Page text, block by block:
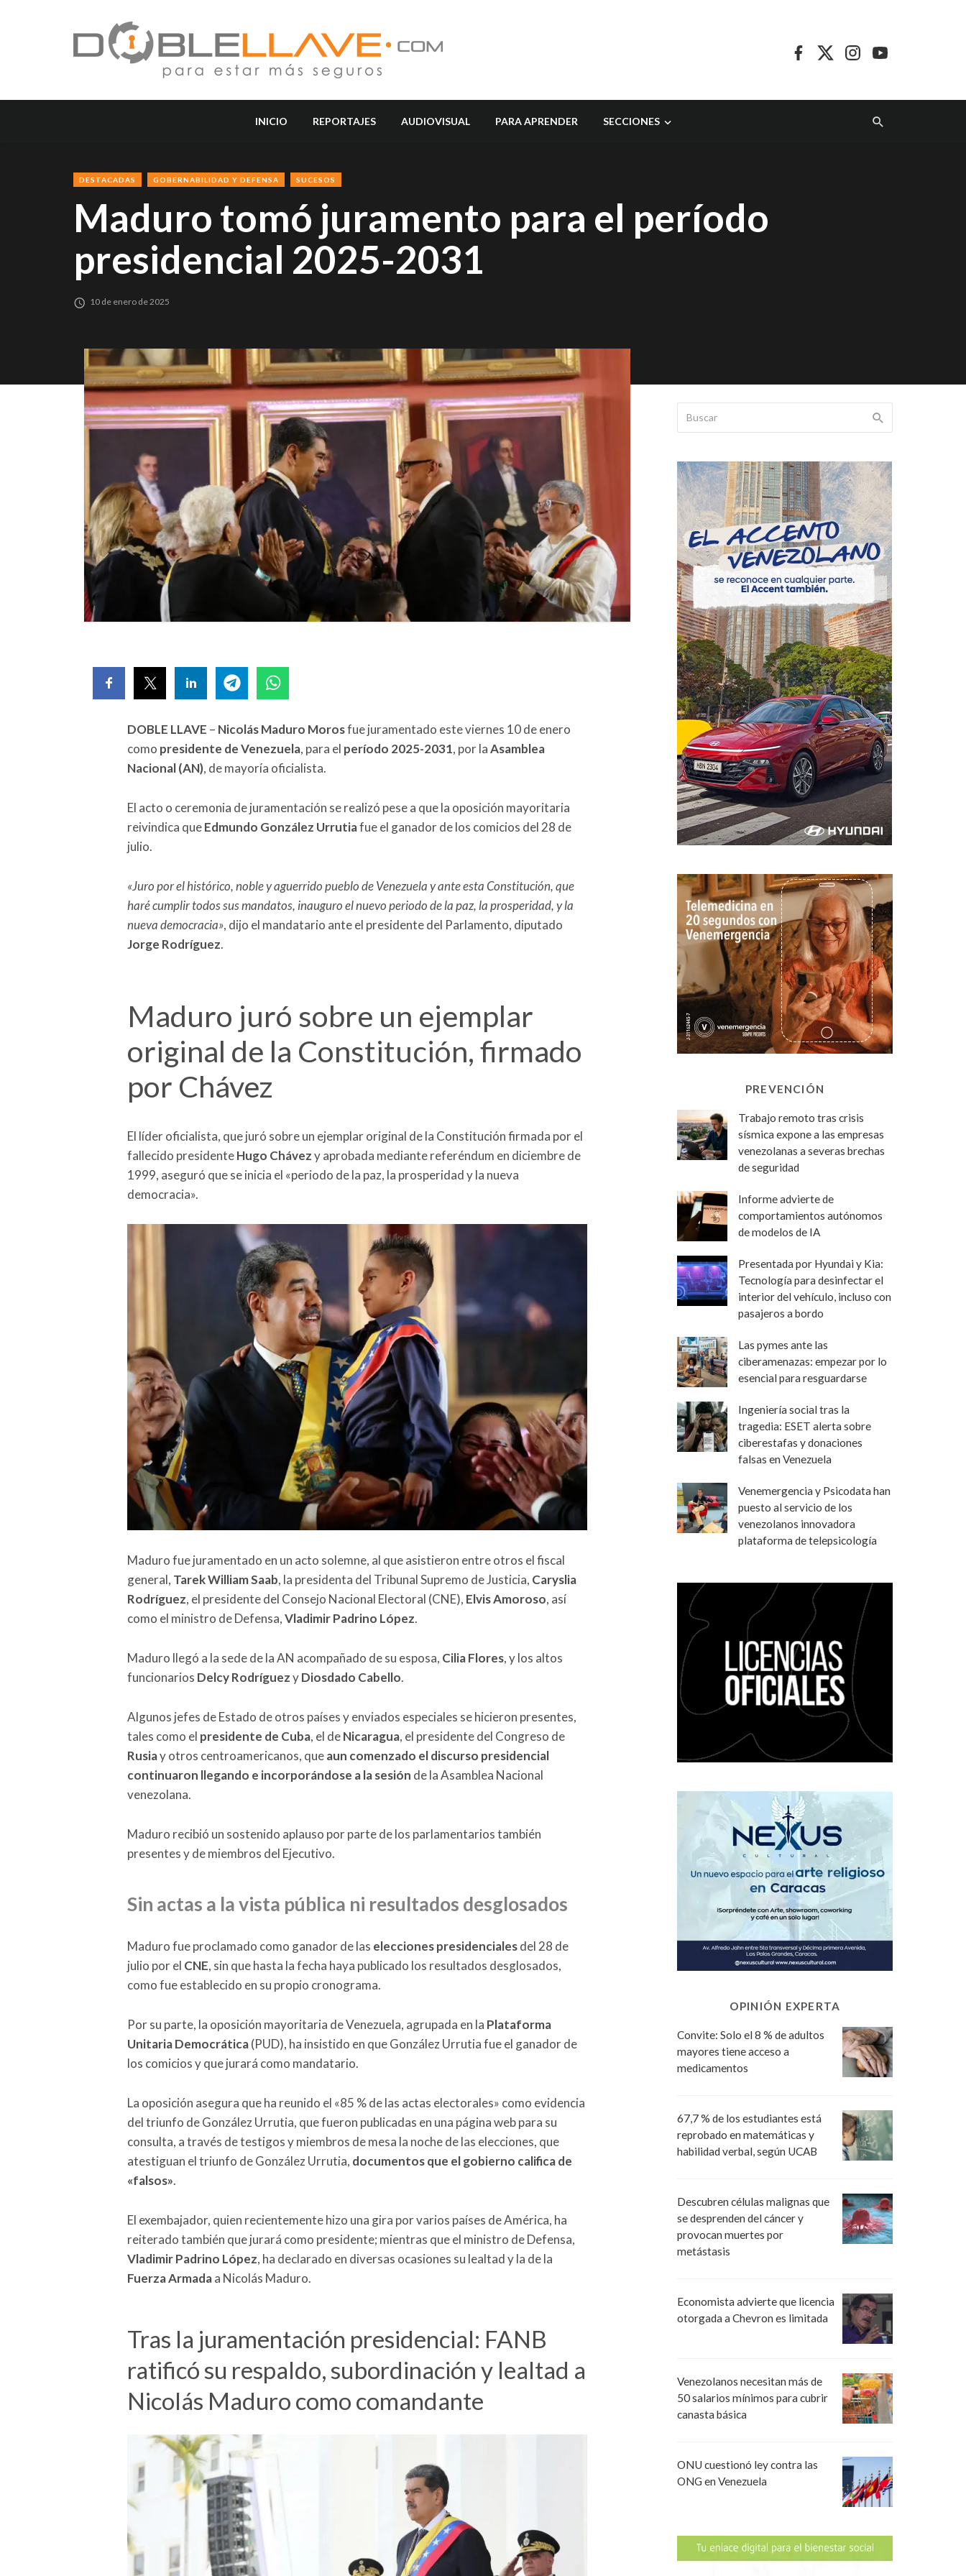
INICIO REPORTAJES AUDIOVISUAL PARA APRENDER SECCIONES
DESTACADAS GOBERNABILIDAD Y DEFENSA SUCESOS
Maduro tomó juramento para el período
presidencial 2025-2031
10 de enero de 2025
DOBLE LLAVE – Nicolás Maduro Morosfue juramentado este viernes 10 de enero
como presidente de Venezuela, para el período 2025-2031, por laAsamblea
Nacional (AN), de mayoría oficialista.
El acto o ceremonia de juramentación se realizó pese a que la oposición mayoritaria
reivindica queEdmundo González Urrutiafue el ganador de los comicios del 28 de
julio.
«Juro por el histórico, noble y aguerrido pueblo de Venezuela y ante esta Constitución, que
haré cumplir todos sus mandatos, inauguro el nuevo periodo de la paz, la prosperidad, y la
nueva democracia», dijo el mandatario ante el presidente del Parlamento, diputado
Jorge Rodríguez.
Maduro juró sobre un ejemplar
original de la Constitución, firmado
por Chávez
El líder oficialista, que juró sobre un ejemplar original de la Constitución firmada por el
fallecido presidenteHugo Chávezy aprobada mediante referéndum en diciembre de
1999, aseguró que se inicia el «periodo de la paz, la prosperidad y la nueva
democracia».
Maduro fue juramentado en un acto solemne, al que asistieron entre otros el fiscal
general, Tarek William Saab, la presidenta del Tribunal Supremo de Justicia, Caryslia
Rodríguez, el presidente del Consejo Nacional Electoral (CNE), Elvis Amoroso, así
como el ministro de Defensa,Vladimir Padrino López.
Maduro llegó a la sede de la AN acompañado de su esposa, Cilia Flores, y los altos
funcionarios Delcy RodríguezyDiosdado Cabello.
Algunos jefes de Estado de otros países y enviados especiales se hicieron presentes,
tales como el presidente de Cuba, el deNicaragua, el presidente del Congreso de
Rusiay otros centroamericanos, queaun comenzado el discurso presidencial
continuaron llegando e incorporándose a la sesión de la Asamblea Nacional
venezolana.
Maduro recibió un sostenido aplauso por parte de los parlamentarios también
presentes y de miembros del Ejecutivo.
Sin actas a la vista pública ni resultados desglosados
Maduro fue proclamado como ganador de las elecciones presidencialesdel 28 de
julio por el CNE, sin que hasta la fecha haya publicado los resultados desglosados,
como fue establecido en su propio cronograma.
Por su parte, la oposición mayoritaria de Venezuela, agrupada en la Plataforma
Unitaria Democrática(PUD), ha insistido en que González Urrutia fue el ganador de
los comicios y que jurará como mandatario.
La oposición asegura que ha reunido el «85 % de las actas electorales» como evidencia
del triunfo de González Urrutia, que fueron publicadas en una página web para su
consulta, a través de testigos y miembros de mesa la noche de las elecciones, que
atestiguan el triunfo de González Urrutia, documentos que el gobierno califica de
«falsos».
El exembajador, quien recientemente hizo una gira por varios países de América, ha
reiterado también que jurará como presidente; mientras que el ministro de Defensa,
Vladimir Padrino López, ha declarado en diversas ocasiones su lealtad y la de la
Fuerza Armadaa Nicolás Maduro.
Tras la juramentación presidencial: FANB
ratificó su respaldo, subordinación y lealtad a
Nicolás Maduro como comandante
PREVENCIÓN
Trabajo remoto tras crisis
sísmica expone a las empresas
venezolanas a severas brechas
de seguridad
Informe advierte de
comportamientos autónomos
de modelos de IA
Presentada por Hyundai y Kia:
Tecnología para desinfectar el
interior del vehículo, incluso con
pasajeros a bordo
Las pymes ante las
ciberamenazas: empezar por lo
esencial para resguardarse
Ingeniería social tras la
tragedia: ESET alerta sobre
ciberestafas y donaciones
falsas en Venezuela
Venemergencia y Psicodata han
puesto al servicio de los
venezolanos innovadora
plataforma de telepsicología
OPINIÓN EXPERTA
Convite: Solo el 8 % de adultos
mayores tiene acceso a
medicamentos
67,7 % de los estudiantes está
reprobado en matemáticas y
habilidad verbal, según UCAB
Descubren células malignas que
se desprenden del cáncer y
provocan muertes por
metástasis
Economista advierte que licencia
otorgada a Chevron es limitada
Venezolanos necesitan más de
50 salarios mínimos para cubrir
canasta básica
ONU cuestionó ley contra las
ONG en Venezuela